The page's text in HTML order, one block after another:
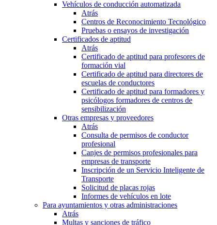
Vehículos de conducción automatizada
Atrás
Centros de Reconocimiento Tecnológico
Pruebas o ensayos de investigación
Certificados de aptitud
Atrás
Certificado de aptitud para profesores de
formación vial
Certificado de aptitud para directores de
escuelas de conductores
Certificado de aptitud para formadores y
psicólogos formadores de centros de
sensibilización
Otras empresas y proveedores
Atrás
Consulta de permisos de conductor
profesional
Canjes de permisos profesionales para
empresas de transporte
Inscripción de un Servicio Inteligente de
Transporte
Solicitud de placas rojas
Informes de vehículos en lote
Para ayuntamientos y otras administraciones
Atrás
Multas y sanciones de tráfico